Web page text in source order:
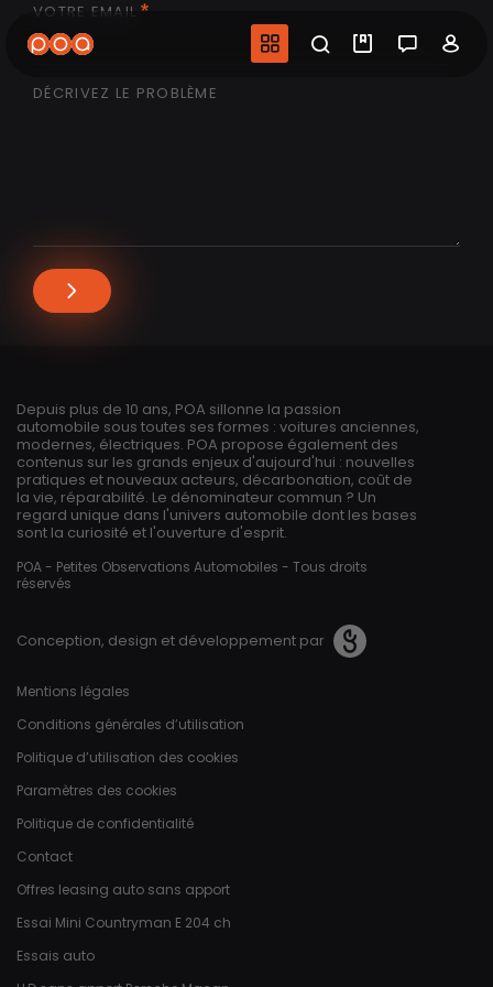
au
contenu
Navigation
Recherche
Mes
VOTRE EMAIL
DÉCRIVEZ LE PROBLÈME
Depuis plus de 10 ans, POA sillonne la passion
automobile sous toutes ses formes : voitures anciennes,
modernes, électriques. POA propose également des
contenus sur les grands enjeux d'aujourd'hui : nouvelles
pratiques et nouveaux acteurs, décarbonation, coût de
la vie, réparabilité. Le dénominateur commun ? Un
regard unique dans l'univers automobile dont les bases
sont la curiosité et l'ouverture d'esprit.
POA - Petites Observations Automobiles - Tous droits
réservés
Conception, design et développement par
Pied de page
Mentions légales
Conditions générales d’utilisation
Politique d’utilisation des cookies
Paramètres des cookies
Politique de confidentialité
Contact
Offres leasing auto sans apport
Essai Mini Countryman E 204 ch
Essais auto